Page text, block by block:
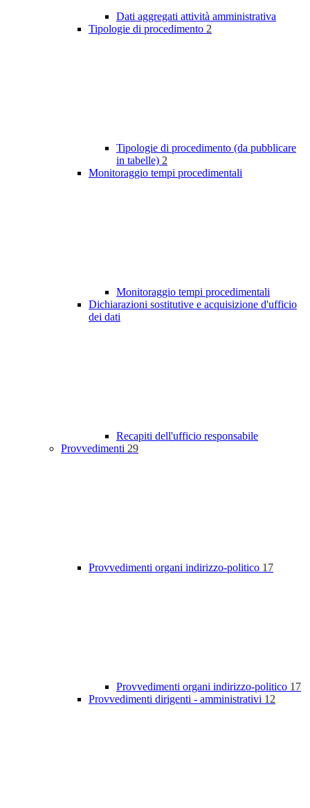
Dati aggregati attività amministrativa
Tipologie di procedimento 2
Tipologie di procedimento (da pubblicare
in tabelle) 2
Monitoraggio tempi procedimentali
Monitoraggio tempi procedimentali
Dichiarazioni sostitutive e acquisizione d'ufficio
dei dati
Recapiti dell'ufficio responsabile
Provvedimenti 29
Provvedimenti organi indirizzo-politico 17
Provvedimenti organi indirizzo-politico 17
Provvedimenti dirigenti - amministrativi 12